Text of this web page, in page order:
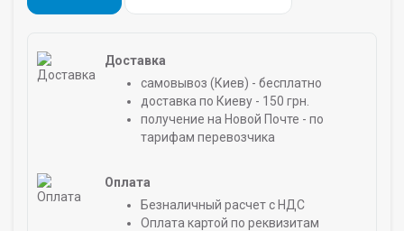
Доставка
самовывоз (Киев) - бесплатно
доставка по Киеву - 150 грн.
получение на Новой Почте - по
тарифам перевозчика
Оплата
Безналичный расчет с НДС
Оплата картой по реквизитам